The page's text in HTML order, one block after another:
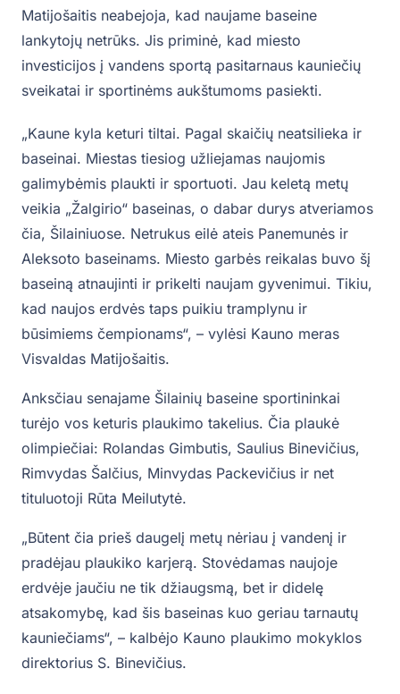
Matijošaitis neabejoja, kad naujame baseine
lankytojų netrūks. Jis priminė, kad miesto
investicijos į vandens sportą pasitarnaus kauniečių
sveikatai ir sportinėms aukštumoms pasiekti.
„Kaune kyla keturi tiltai. Pagal skaičių neatsilieka ir
baseinai. Miestas tiesiog užliejamas naujomis
galimybėmis plaukti ir sportuoti. Jau keletą metų
veikia „Žalgirio“ baseinas, o dabar durys atveriamos
čia, Šilainiuose. Netrukus eilė ateis Panemunės ir
Aleksoto baseinams. Miesto garbės reikalas buvo šį
baseiną atnaujinti ir prikelti naujam gyvenimui. Tikiu,
kad naujos erdvės taps puikiu tramplynu ir
būsimiems čempionams“, – vylėsi Kauno meras
Visvaldas Matijošaitis.
Anksčiau senajame Šilainių baseine sportininkai
turėjo vos keturis plaukimo takelius. Čia plaukė
olimpiečiai: Rolandas Gimbutis, Saulius Binevičius,
Rimvydas Šalčius, Minvydas Packevičius ir net
tituluotoji Rūta Meilutytė.
„Būtent čia prieš daugelį metų nėriau į vandenį ir
pradėjau plaukiko karjerą. Stovėdamas naujoje
erdvėje jaučiu ne tik džiaugsmą, bet ir didelę
atsakomybę, kad šis baseinas kuo geriau tarnautų
kauniečiams“, – kalbėjo Kauno plaukimo mokyklos
direktorius S. Binevičius.